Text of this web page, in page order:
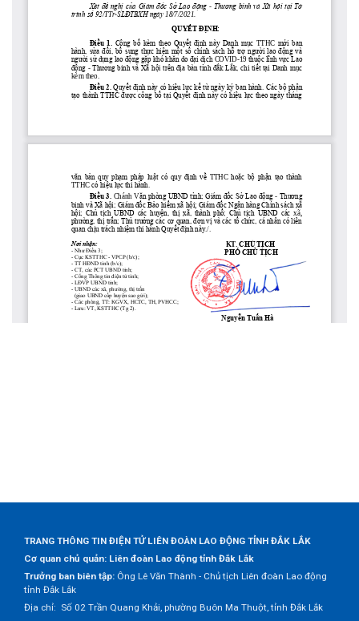
TRANG THÔNG TIN ĐIỆN TỬ LIÊN ĐOÀN LAO ĐỘNG TỈNH ĐẮK LẮK
Cơ quan chủ quản: Liên đoàn Lao động tỉnh Đắk Lắk
Trưởng ban biên tập: Ông Lê Văn Thành - Chủ tịch Liên đoàn Lao động
tỉnh Đắk Lắk
Địa chỉ: Số 02 Trần Quang Khải, phường Buôn Ma Thuột, tỉnh Đắk Lắk